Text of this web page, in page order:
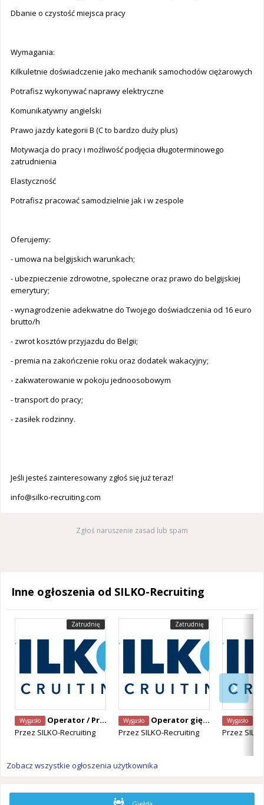
Dbanie o czystość miejsca pracy
Wymagania:
Kilkuletnie doświadczenie jako mechanik samochodów ciężarowych
Potrafisz wykonywać naprawy elektryczne
Komunikatywny angielski
Prawo jazdy kategorii B (C to bardzo duży plus)
Motywacja do pracy i możliwość podjęcia długoterminowego
zatrudnienia
Elastyczność
Potrafisz pracować samodzielnie jak i w zespole
Oferujemy:
- umowa na belgijskich warunkach;
- ubezpieczenie zdrowotne, społeczne oraz prawo do belgijskiej
emerytury;
- wynagrodzenie adekwatne do Twojego doświadczenia od 16 euro
brutto/h
- zwrot kosztów przyjazdu do Belgii;
- premia na zakończenie roku oraz dodatek wakacyjny;
- zakwaterowanie w pokoju jednoosobowym
- transport do pracy;
- zasiłek rodzinny.
Jeśli jesteś zainteresowany zgłoś się już teraz!
info@silko-recruiting.com
Zgłoś naruszenie zasad lub spam
Inne ogłoszenia od SILKO-Recruiting
Zatrudnię
Wygasło
Operator / Programista CNC Mazak – Alken, Belgia
Przez SILKO-Recruiting
Zatrudnię
Wygasło
Operator giętarki CNC – Staden, Belgia
Przez SILKO-Recruiting
Wygasło
Przez
Zobacz wszystkie ogłoszenia użytkownika